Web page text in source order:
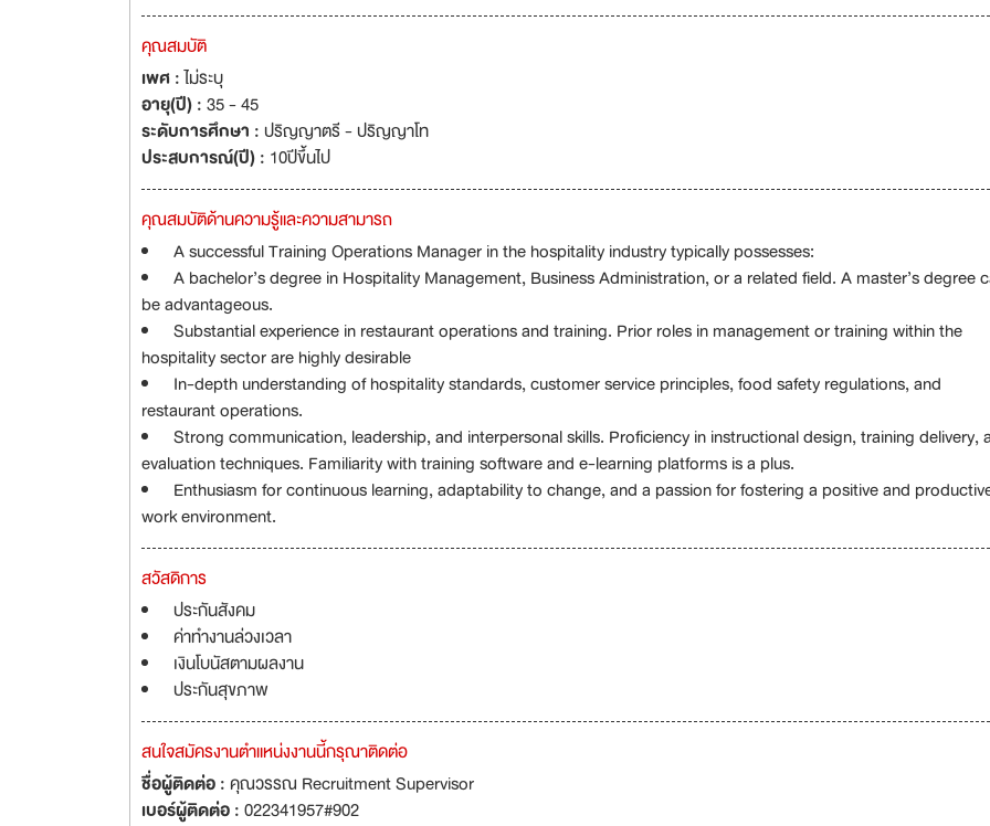
คุณสมบัติ
เพศ :ไม่ระบุ
อายุ(ปี) :35 - 45
ระดับการศึกษา :ปริญญาตรี - ปริญญาโท
ประสบการณ์(ปี) : 10ปีขึ้นไป
คุณสมบัติด้านความรู้และความสามารถ
A successful Training Operations Manager in the hospitality industry typically possesses:
A bachelor’s degree in Hospitality Management, Business Administration, or a related field. A master’s degree
be advantageous.
Substantial experience in restaurant operations and training. Prior roles in management or training within the
hospitality sector are highly desirable
In-depth understanding of hospitality standards, customer service principles, food safety regulations, and
restaurant operations.
Strong communication, leadership, and interpersonal skills. Proficiency in instructional design, training delivery,
evaluation techniques. Familiarity with training software and e-learning platforms is a plus.
Enthusiasm for continuous learning, adaptability to change, and a passion for fostering a positive and
work environment.
สวัสดิการ
ประกันสังคม
ค่าทำงานล่วงเวลา
เงินโบนัสตามผลงาน
ประกันสุขภาพ
สนใจสมัครงานตำแหน่งงานนี้กรุณาติดต่อ
ชื่อผู้ติดต่อ :คุณวรรณ Recruitment Supervisor
เบอร์ผู้ติดต่อ :022341957#902